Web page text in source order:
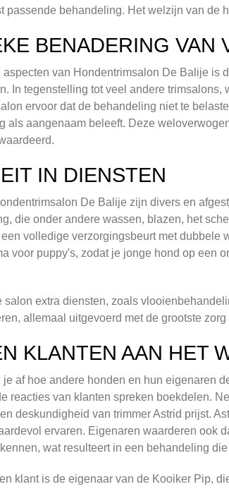
passende behandeling. Het welzijn van de
BENADERING VAN
aspecten van Hondentrimsalon De Balije is
In tegenstelling tot veel andere
ervoor dat de behandeling niet te
als aangenaam beleeft. Deze
IN DIENSTEN
De Balije zijn divers en
die onder andere wassen, blazen, het
volledige verzorgingsbeurt met dubbele
voor puppy's, zodat je jonge hond op een
salon extra diensten, zoals
allemaal uitgevoerd met de grootste zorg
KLANTEN AAN HET
je af hoe andere honden en hun eigenaren
reacties van klanten spreken boekdelen.
deskundigheid van trimmer Astrid prijst.
ervaren. Eigenaren waarderen ook
wat resulteert in een behandeling
klant is de eigenaar van de Kooiker Pip,